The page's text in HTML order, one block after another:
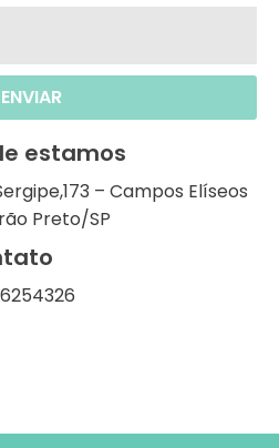
ENVIAR
estamos
– Campos Elíseos
Preto/SP